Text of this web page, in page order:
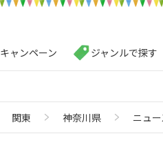
キャンペーン ジャンルで探す
関東 神奈川県 ニュ